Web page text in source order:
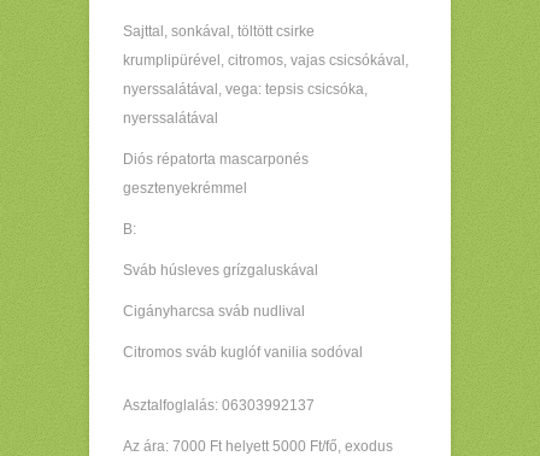
Sajttal, sonkával, töltött csirke
krumplipürével, citromos, vajas csicsókával,
nyerssalátával, vega: tepsis csicsóka,
nyerssalátával
Diós répatorta mascarponés
gesztenyekrémmel
B:
Sváb húsleves grízgaluskával
Cigányharcsa sváb nudlival
Citromos sváb kuglóf vanilia sodóval
Asztalfoglalás: 06303992137
Az ára: 7000 Ft helyett 5000 Ft/fő, exodus